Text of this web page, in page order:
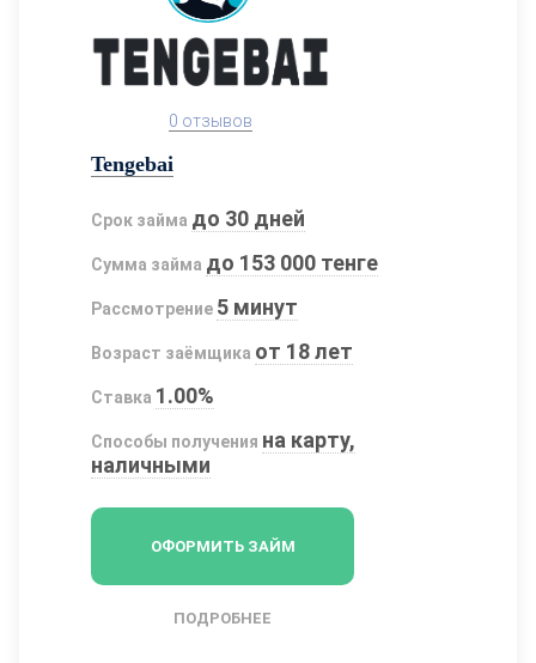
0 отзывов
Tengebai
Срок займа до 30 дней
Сумма займа до 153 000 тенге
Рассмотрение 5 минут
Возраст заёмщика от 18 лет
Ставка 1.00%
Способы получения на карту,
наличными
ОФОРМИТЬ ЗАЙМ
ПОДРОБНЕЕ